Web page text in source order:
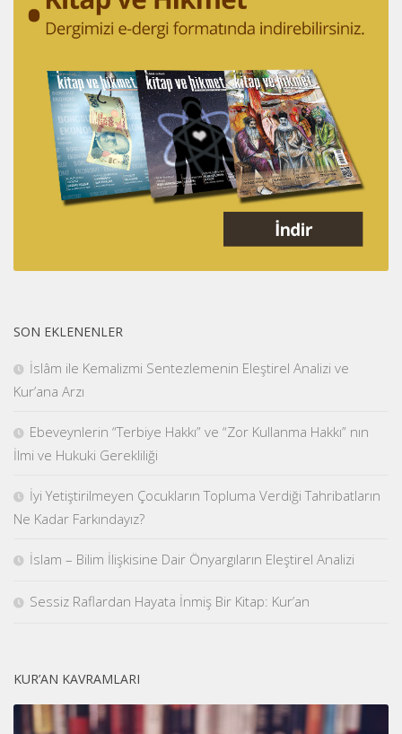
SON EKLENENLER
İslâm ile Kemalizmi Sentezlemenin Eleştirel Analizi ve
Kur’ana Arzı
Ebeveynlerin “Terbiye Hakkı” ve “Zor Kullanma Hakkı” nın
İlmi ve Hukuki Gerekliliği
İyi Yetiştirilmeyen Çocukların Topluma Verdiği Tahribatların
Ne Kadar Farkındayız?
İslam – Bilim İlişkisine Dair Önyargıların Eleştirel Analizi
Sessiz Raflardan Hayata İnmiş Bir Kitap: Kur’an
KUR’AN KAVRAMLARI